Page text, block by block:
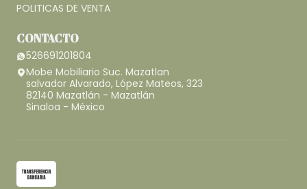
POLITICAS DE VENTA
CONTACTO
526691201804
Mobe Mobiliario Suc. Mazatlan
salvador Alvarado, López Mateos, 323
82140 Mazatlán - Mazatlán
Sinaloa - México